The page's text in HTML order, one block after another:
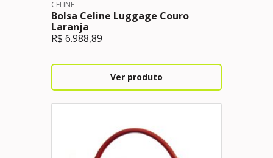
CELINE
Bolsa Celine Luggage Couro
Laranja
R$ 6.988,89
Ver produto